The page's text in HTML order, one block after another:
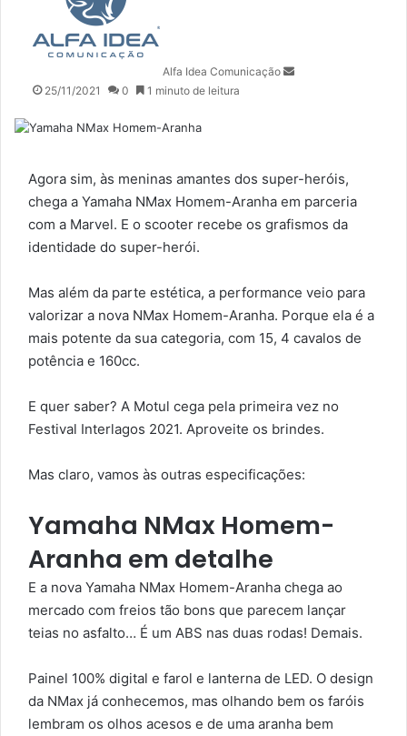
Alfa Idea Comunicação
25/11/2021 0 1 minuto de leitura
Agora sim, às meninas amantes dos super-heróis,
chega a Yamaha NMax Homem-Aranha em parceria
com a Marvel. E o scooter recebe os grafismos da
identidade do super-herói.
Mas além da parte estética, a performance veio para
valorizar a nova NMax Homem-Aranha. Porque ela é a
mais potente da sua categoria, com 15, 4 cavalos de
potência e 160cc.
E quer saber? A Motul cega pela primeira vez no
Festival Interlagos 2021. Aproveite os brindes.
Mas claro, vamos às outras especificações:
Yamaha NMax Homem-
Aranha em detalhe
E a nova Yamaha NMax Homem-Aranha chega ao
mercado com freios tão bons que parecem lançar
teias no asfalto… É um ABS nas duas rodas! Demais.
Painel 100% digital e farol e lanterna de LED. O design
da NMax já conhecemos, mas olhando bem os faróis
lembram os olhos acesos e de uma aranha bem